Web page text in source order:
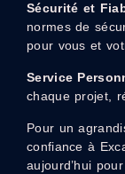
Sécurité et
normes de
pour vous et
Service
chaque projet,
Pour un
confiance à
aujourd’hui